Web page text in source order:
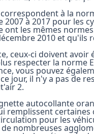
à la
à 2017 pour les
ont les mêmes
2010 et qu'ils
ceux-ci doivent avoir
respecter la norme
vous pouvez
jour, il n'y a pas de
2.
autocollante
remplissent
pour les
nombreuses